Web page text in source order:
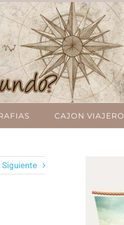
CAJON VIAJERO
Siguiente